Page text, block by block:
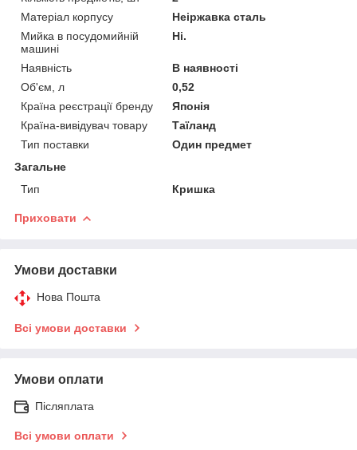
Матеріал корпусу
Неіржавка сталь
Мийка в посудомийній
машині
Ні.
Наявність
В наявності
Об'єм, л
0,52
Країна реєстрації бренду
Японія
Країна-вивідувач товару
Таїланд
Тип поставки
Один предмет
Загальне
Тип
Кришка
Приховати
Умови доставки
Нова Пошта
Всі умови доставки
Умови оплати
Післяплата
Всі умови оплати